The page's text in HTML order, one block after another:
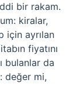
bir rakam.
kiralar,
için ayrılan
fiyatını
bulanlar da
değer mi,